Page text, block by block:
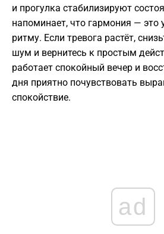
и прогулка стабилизируют
напоминает, что гармония — это
ритму. Если тревога растёт,
шум и вернитесь к простым
работает спокойный вечер и
дня приятно почувствовать
спокойствие.
ad